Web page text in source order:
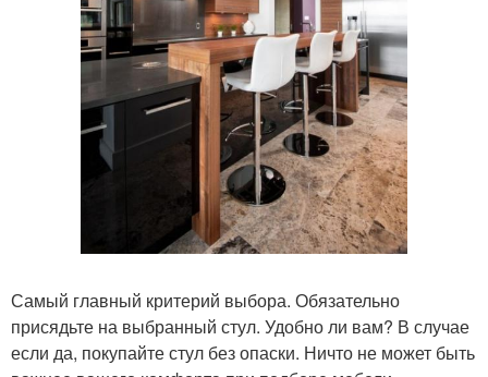
Самый главный критерий выбора. Обязательно
присядьте на выбранный стул. Удобно ли вам? В случае
если да, покупайте стул без опаски. Ничто не может быть